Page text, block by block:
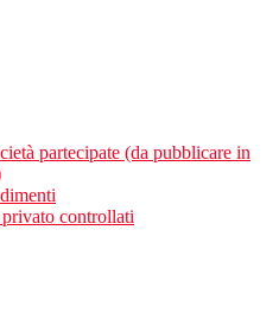
partecipate (da pubblicare in
controllati